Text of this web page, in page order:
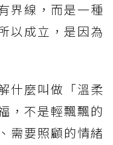
界線，而是一種
以成立，是因為
什麼叫做「溫柔
，不是輕飄飄的
需要照顧的情緒